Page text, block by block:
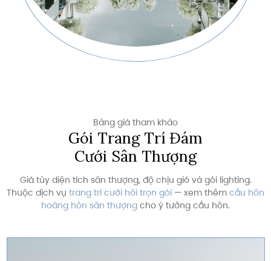
Bảng giá tham khảo
Gói Trang Trí Đám
Cưới Sân Thượng
Giá tùy diện tích sân thượng, độ chịu gió và gói lighting.
Thuộc dịch vụ trang trí cưới hỏi trọn gói — xem thêm cầu hôn
hoàng hôn sân thượng cho ý tưởng cầu hôn.